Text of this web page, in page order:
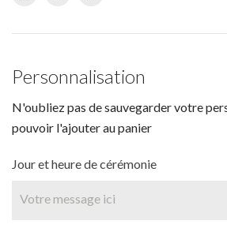
Personnalisation
N'oubliez pas de sauvegarder votre
pouvoir l'ajouter au panier
Jour et heure de cérémonie